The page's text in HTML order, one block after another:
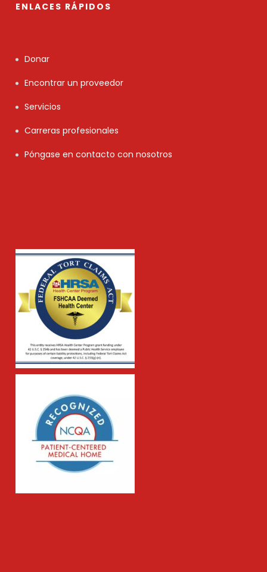
ENLACES RÁPIDOS
Donar
Encontrar un proveedor
Servicios
Carreras profesionales
Póngase en contacto con nosotros